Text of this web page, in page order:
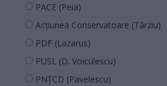
PACE (Peia)
Acțiunea Conservatoare (Târziu)
PDF (Lazarus)
PUSL (D. Voiculescu)
PNȚCD (Pavelescu)